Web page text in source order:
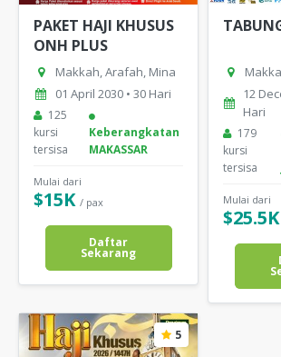
PAKET HAJI KHUSUS
ONH PLUS
Makkah, Arafah, Mina
01 April 2030 • 30 Hari
125
kursi
tersisa
Keberangkatan
MAKASSAR
Mulai dari
$15K / pax
Daftar
Sekarang
12
Hari
179
kursi
tersisa
Mulai dari
$25.5K
5